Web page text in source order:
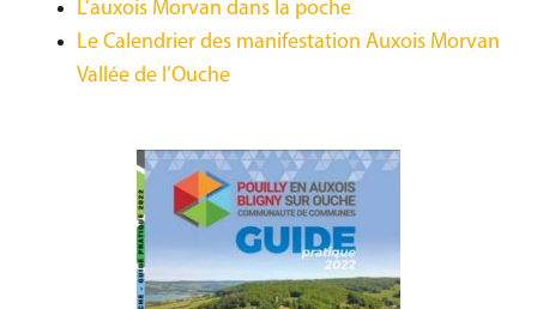
L’auxois Morvan dans la poche
Le Calendrier des manifestation Auxois Morvan
Vallée de l’Ouche